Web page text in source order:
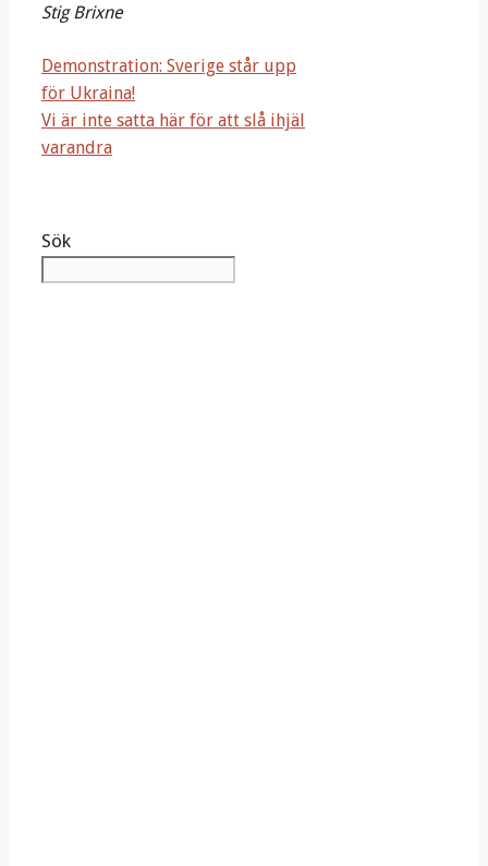
Stig Brixne
De­mon­stra­tion: Sve­ri­ge står upp
för Ukrai­na!
Vi är inte satta här för att slå ihjäl
varandra
Sök